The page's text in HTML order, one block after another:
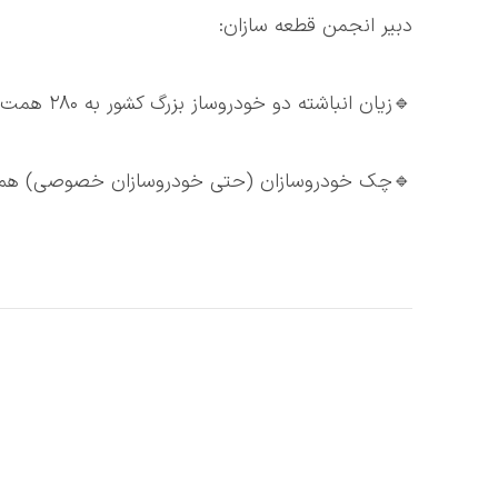
دبیر انجمن قطعه سازان:
🔹زیان انباشته دو خودروساز بزرگ کشور به ۲۸۰ همت رسیده است.
🔹چک خودروسازان (حتی خودروسازان خصوصی)